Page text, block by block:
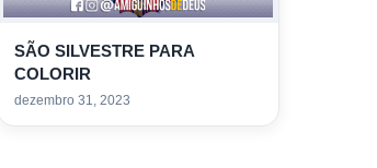
SÃO SILVESTRE PARA
COLORIR
dezembro 31, 2023